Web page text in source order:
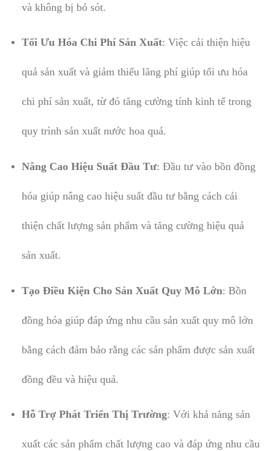
và không bị bỏ sót.
Tối Ưu Hóa Chi Phí Sản Xuất: Việc cải thiện hiệu
quả sản xuất và giảm thiểu lãng phí giúp tối ưu hóa
chi phí sản xuất, từ đó tăng cường tính kinh tế trong
quy trình sản xuất nước hoa quả.
Nâng Cao Hiệu Suất Đầu Tư: Đầu tư vào bồn đồng
hóa giúp nâng cao hiệu suất đầu tư bằng cách cải
thiện chất lượng sản phẩm và tăng cường hiệu quả
sản xuất.
Tạo Điều Kiện Cho Sản Xuất Quy Mô Lớn: Bồn
đồng hóa giúp đáp ứng nhu cầu sản xuất quy mô lớn
bằng cách đảm bảo rằng các sản phẩm được sản xuất
đồng đều và hiệu quả.
Hỗ Trợ Phát Triển Thị Trường: Với khả năng sản
xuất các sản phẩm chất lượng cao và đáp ứng nhu cầu